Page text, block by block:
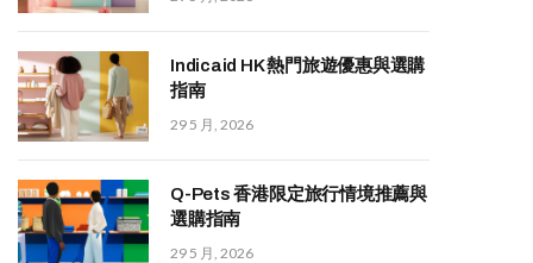
Indicaid HK 熱門旅遊優惠與選購
指南
29 5 月, 2026
Q-Pets 香港限定旅行情境推薦與
選購指南
29 5 月, 2026